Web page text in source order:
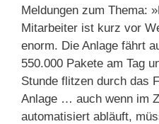
Meldungen zum Thema:
Mitarbeiter ist kurz vor
enorm. Die Anlage fährt
550.000 Pakete am Tag
Stunde flitzen durch das
Anlage … auch wenn im
automatisiert abläuft,